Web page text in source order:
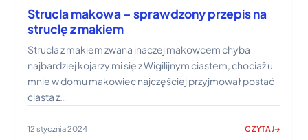
Strucla makowa – sprawdzony przepis na
struclę z makiem
Strucla z makiem zwana inaczej makowcem chyba
najbardziej kojarzy mi się z Wigilijnym ciastem, chociaż u
mnie w domu makowiec najczęściej przyjmował postać
ciasta z…
12 stycznia 2024 CZYTAJ
: